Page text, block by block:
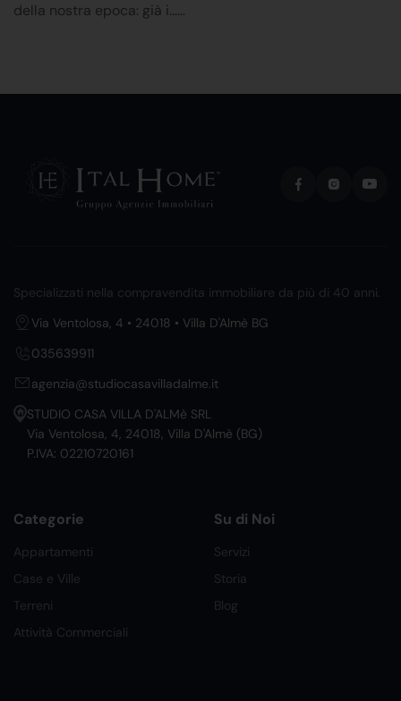
della nostra epoca: già i......
Specializzati nella compravendita immobiliare da più di 40 anni.
Via Ventolosa, 4 • 24018 • Villa D'Almè BG
035639911
agenzia@studiocasavilladalme.it
STUDIO CASA VILLA D'ALMè SRL
Via Ventolosa, 4, 24018, Villa D'Almè (BG)
P.IVA: 02210720161
Categorie
Appartamenti
Case e Ville
Terreni
Attività Commerciali
Su di Noi
Servizi
Storia
Blog